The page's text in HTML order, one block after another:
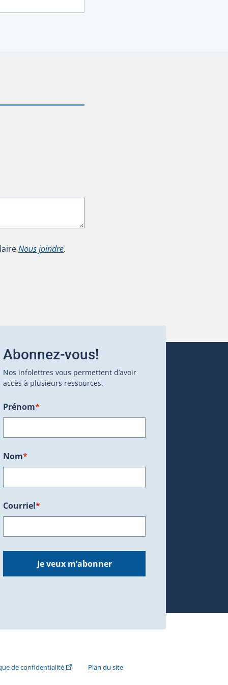
Nous joindre.
une nouvelle fenêtre.)
une nouvelle fenêtre.)
Abonnez-vous!
Nos infolettres vous permettent d’avoir
accès à plusieurs ressources.
Prénom*
Nom*
Courriel*
Je veux m’abonner
s'ouvrira dans une nouvelle fenêtre.)
de confidentialité(Cet hyperlien externe s'ouvrira dans une nouvelle
Plan du site